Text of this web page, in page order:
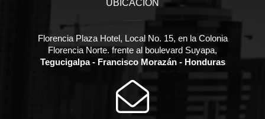
UBICACIÓN
Florencia Plaza Hotel, Local No. 15, en la Colonia
Florencia Norte. frente al boulevard Suyapa,
Tegucigalpa - Francisco Morazán - Honduras